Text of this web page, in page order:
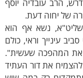
הרב עובדיה יוסף
יחוה דעת.
נשא אף הוא
עינייך וראי, כולם
המהפכה שעשית".
את דור העתיד